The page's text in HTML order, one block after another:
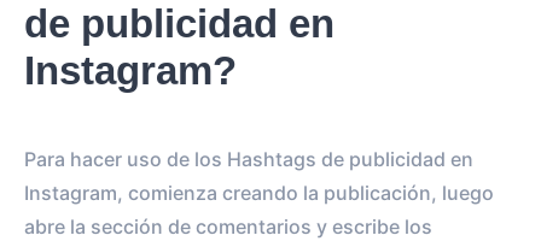
de publicidad en
Instagram?
Para hacer uso de los Hashtags de publicidad en
Instagram, comienza creando la publicación, luego
abre la sección de comentarios y escribe los